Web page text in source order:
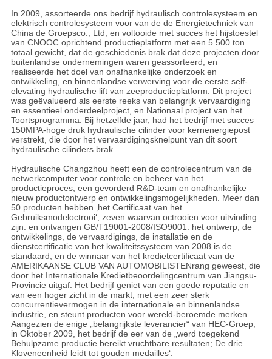
In 2009, assorteerde ons bedrijf hydraulisch controlesysteem en
elektrisch controlesysteem voor van de de Energietechniek van
China de Groepsco., Ltd, en voltooide met succes het hijstoestel
van CNOOC oprichtend productieplatform met een 5.500 ton
totaal gewicht, dat de geschiedenis brak dat deze projecten door
buitenlandse ondernemingen waren geassorteerd, en
realiseerde het doel van onafhankelijke onderzoek en
ontwikkeling, en binnenlandse verwerving voor de eerste self-
elevating hydraulische lift van zeeproductieplatform. Dit project
was geëvalueerd als eerste reeks van belangrijk vervaardiging
en essentieel onderdeelproject, en Nationaal project van het
Toortsprogramma. Bij hetzelfde jaar, had het bedrijf met succes
150MPA-hoge druk hydraulische cilinder voor kernenergiepost
verstrekt, die door het vervaardigingsknelpunt van dit soort
hydraulische cilinders brak.
Hydraulische Changzhou heeft een de controlecentrum van de
netwerkcomputer voor controle en beheer van het
productieproces, een gevorderd R&D-team en onafhankelijke
nieuw productontwerp en ontwikkelingsmogelijkheden. Meer dan
50 producten hebben ‚het Certificaat van het
Gebruiksmodeloctrooi‘, zeven waarvan octrooien voor uitvinding
zijn. en ontvangen GB/T19001-2008/ISO9001: het ontwerp, de
ontwikkelings, de vervaardigings, de installatie en de
dienstcertificatie van het kwaliteitssysteem van 2008 is de
standaard, en de winnaar van het kredietcertificaat van de
AMERIKAANSE CLUB VAN AUTOMOBILISTENrang geweest, die
door het Internationale Kredietbeoordelingcentrum van Jiangsu-
Provincie uitgaf. Het bedrijf geniet van een goede reputatie en
van een hoger zicht in de markt, met een zeer sterk
concurrentievermogen in de internationale en binnenlandse
industrie, en steunt producten voor wereld-beroemde merken.
Aangezien de enige „belangrijkste leverancier“ van HEC-Groep,
in Oktober 2009, het bedrijf de eer van de „werd toegekend
Behulpzame productie bereikt vruchtbare resultaten; De drie
Kloveneenheid leidt tot gouden medailles‘.